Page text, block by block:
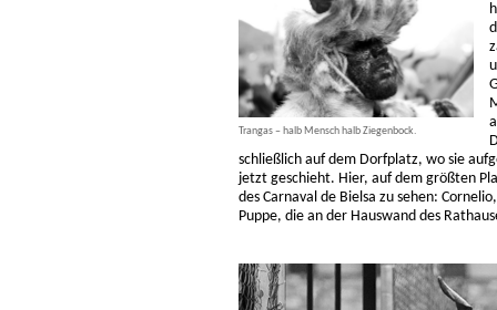
Trangas – halb Mensch halb Ziegenbock.
schließlich auf dem Dorfplatz, wo sie
jetzt geschieht. Hier, auf dem größten
des Carnaval de Bielsa zu sehen:
Puppe, die an der Hauswand des